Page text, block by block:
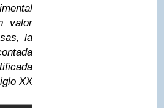
valor
la
XX